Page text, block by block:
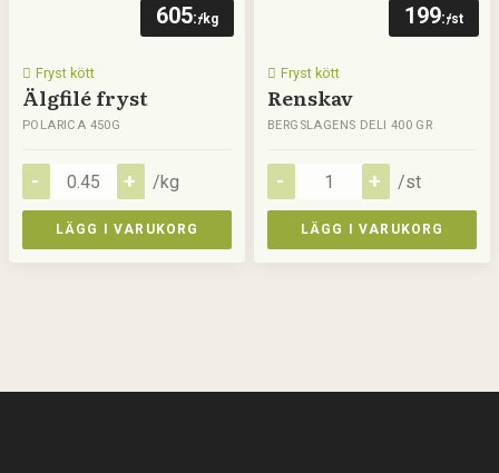
605:-/kg
Fryst kött
Älgfilé fryst
POLARICA 450G
/kg
LÄGG I VARUKORG
199:-/st
Fryst kött
Renskav
BERGSLAGENS DELI 400 GR
/st
LÄGG I VARUKORG